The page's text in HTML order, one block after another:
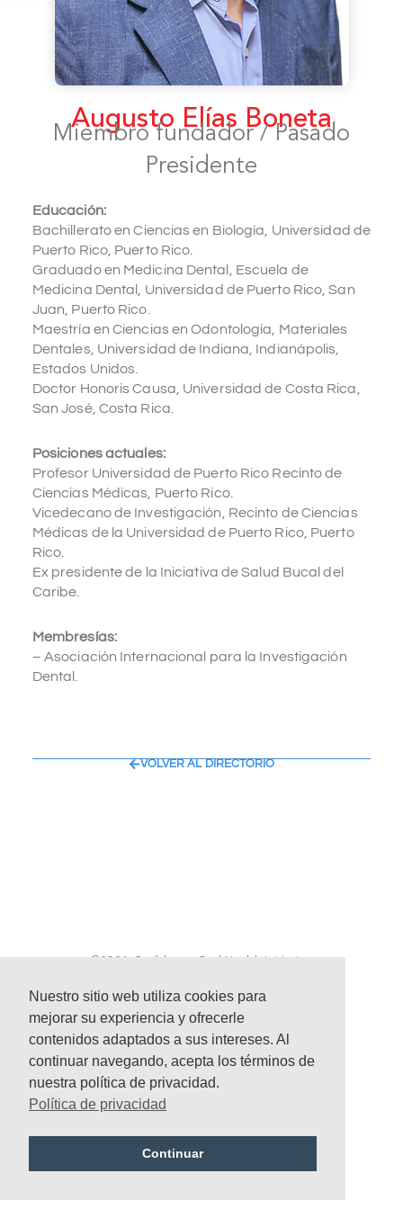
Augusto Elías Boneta
Miembro fundador / Pasado
Presidente
Educación:
Bachillerato en Ciencias en Biología, Universidad de
Puerto Rico, Puerto Rico.
Graduado en Medicina Dental, Escuela de
Medicina Dental, Universidad de Puerto Rico, San
Juan, Puerto Rico.
Maestría en Ciencias en Odontología, Materiales
Dentales, Universidad de Indiana, Indianápolis,
Estados Unidos.
Doctor Honoris Causa, Universidad de Costa Rica,
San José, Costa Rica.
Posiciones actuales:
Profesor Universidad de Puerto Rico Recinto de
Ciencias Médicas, Puerto Rico.
Vicedecano de Investigación, Recinto de Ciencias
Médicas de la Universidad de Puerto Rico, Puerto
Rico.
Ex presidente de la Iniciativa de Salud Bucal del
Caribe.
Membresías:
– Asociación Internacional para la Investigación
Dental.
VOLVER AL DIRECTORIO
Nuestro sitio web utiliza cookies para
mejorar su experiencia y ofrecerle
contenidos adaptados a sus intereses. Al
continuar navegando, acepta los términos de
nuestra política de privacidad.
Política de privacidad
Continuar